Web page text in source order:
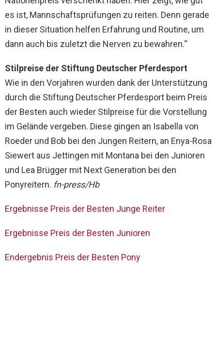
es ist, Mannschaftsprüfungen zu reiten. Denn gerade
in dieser Situation helfen Erfahrung und Routine, um
dann auch bis zuletzt die Nerven zu bewahren.“
Stilpreise der Stiftung Deutscher Pferdesport
Wie in den Vorjahren wurden dank der Unterstützung
durch die Stiftung Deutscher Pferdesport beim Preis
der Besten auch wieder Stilpreise für die Vorstellung
im Gelände vergeben. Diese gingen an Isabella von
Roeder und Bob bei den Jungen Reitern, an Enya-Rosa
Siewert aus Jettingen mit Montana bei den Junioren
und Lea Brügger mit Next Generation bei den
Ponyreitern. fn-press/Hb
Ergebnisse Preis der Besten Junge Reiter
Ergebnisse Preis der Besten Junioren
Endergebnis Preis der Besten Pony